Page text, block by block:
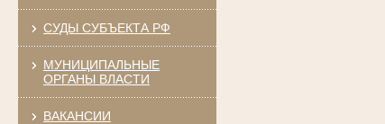
СУДЫ СУБЪЕКТА РФ
МУНИЦИПАЛЬНЫЕ
ОРГАНЫ ВЛАСТИ
ВАКАНСИИ